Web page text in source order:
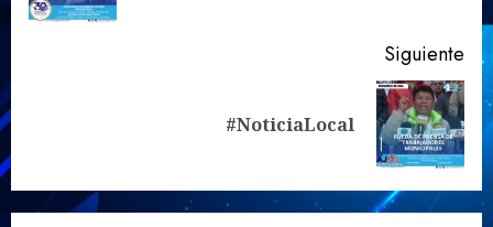
Siguiente
#NoticiaLocal